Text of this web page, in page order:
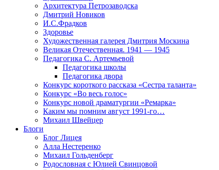
Архитектура Петрозаводска
Дмитрий Новиков
И.С.Фрадков
Здоровье
Художественная галерея Дмитрия Москина
Великая Отечественная. 1941 — 1945
Педагогика С. Артемьевой
Педагогика школы
Педагогика двора
Конкурс короткого рассказа «Сестра таланта»
Конкурс «Во весь голос»
Конкурс новой драматургии «Ремарка»
Каким мы помним август 1991-го…
Михаил Швейцер
Блоги
Блог Лицея
Алла Нестеренко
Михаил Гольденберг
Родословная с Юлией Свинцовой